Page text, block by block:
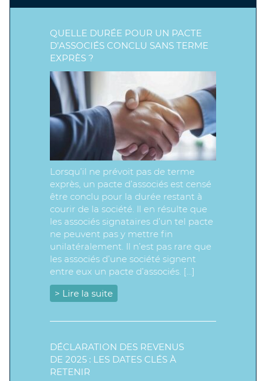
QUELLE DURÉE POUR UN PACTE
D’ASSOCIÉS CONCLU SANS TERME
EXPRÈS ?
Lorsqu’il ne prévoit pas de terme
exprès, un pacte d’associés est censé
être conclu pour la durée restant à
courir de la société. Il en résulte que
les associés signataires d’un tel pacte
ne peuvent pas y mettre fin
unilatéralement. Il n’est pas rare que
les associés d’une société signent
entre eux un pacte d’associés. […]
> Lire la suite
DÉCLARATION DES REVENUS
DE 2025 : LES DATES CLÉS À
RETENIR